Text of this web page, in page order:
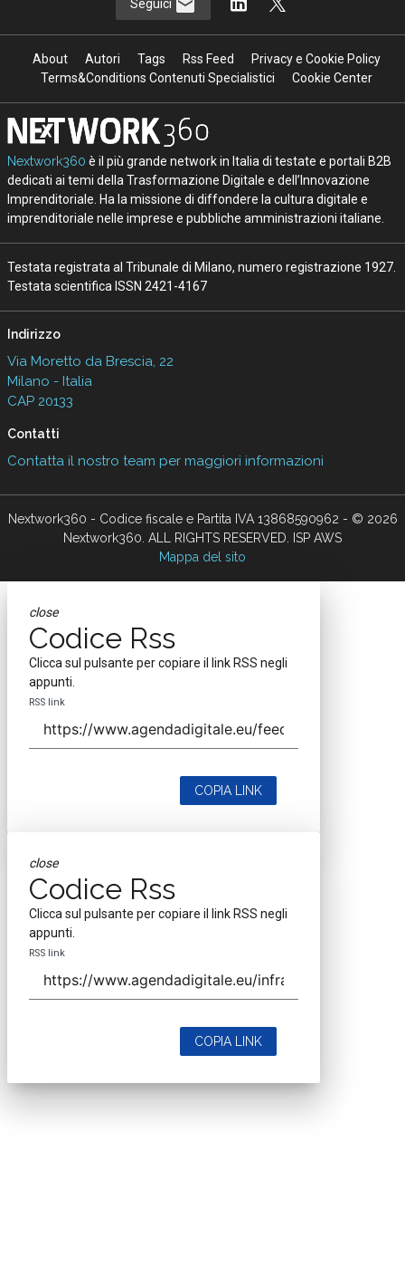
Seguici
About Autori Tags Rss Feed
Privacy e Cookie Policy
Terms&Conditions Contenuti Specialistici
Cookie Center
Nextwork360 è il più grande network in Italia di testate e portali B2B
dedicati ai temi della Trasformazione Digitale e dell’Innovazione
Imprenditoriale. Ha la missione di diffondere la cultura digitale e
imprenditoriale nelle imprese e pubbliche amministrazioni italiane.
Testata registrata al Tribunale di Milano, numero registrazione 1927.
Testata scientifica ISSN 2421-4167
Indirizzo
Via Moretto da Brescia, 22
Milano - Italia
CAP 20133
Contatti
Contatta il nostro team per maggiori informazioni
Nextwork360 - Codice fiscale e Partita IVA 13868590962 - © 2026
Nextwork360. ALL RIGHTS RESERVED. ISP AWS
Mappa del sito
close
Codice Rss
Clicca sul pulsante per copiare il link RSS negli
appunti.
RSS link
COPIA LINK
close
Codice Rss
Clicca sul pulsante per copiare il link RSS negli
appunti.
RSS link
COPIA LINK